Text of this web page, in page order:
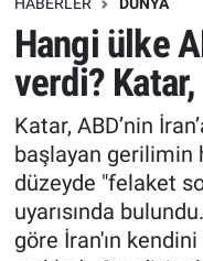
HABERLER DÜNYA
Hangi ülke
verdi?
Katar, ABD’nin
başlayan gerilimin
düzeyde "felaket
uyarısında
göre İran'ın
Erişim Bilgileri
Ekonomi
Trend
Özel Haberler
Erişim Bilgileri
Spor
Ekonomi
Dünya
Erişim Bilgileri
Tüm Manşetler
Son Dakika
Haber Arşivi